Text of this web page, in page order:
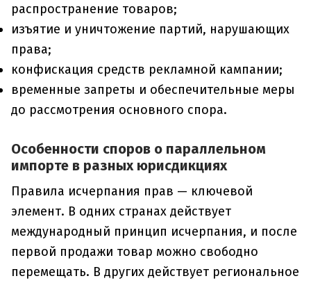
распространение товаров;
изъятие и уничтожение партий, нарушающих
права;
конфискация средств рекламной кампании;
временные запреты и обеспечительные меры
до рассмотрения основного спора.
Особенности споров о параллельном
импорте в разных юрисдикциях
Правила исчерпания прав — ключевой
элемент. В одних странах действует
международный принцип исчерпания, и после
первой продажи товар можно свободно
перемещать. В других действует региональное